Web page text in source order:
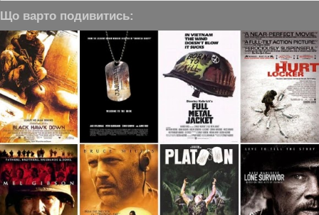
Що варто подивитись: